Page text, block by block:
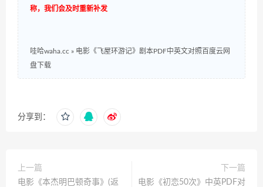
称，我们会及时重新补发
哇哈waha.cc » 电影《飞屋环游记》剧本PDF中英文对照百度云网
盘下载
分享到：
上一篇
电影《本杰明巴顿奇事》(返
下一篇
电影《初恋50次》中英PDF对